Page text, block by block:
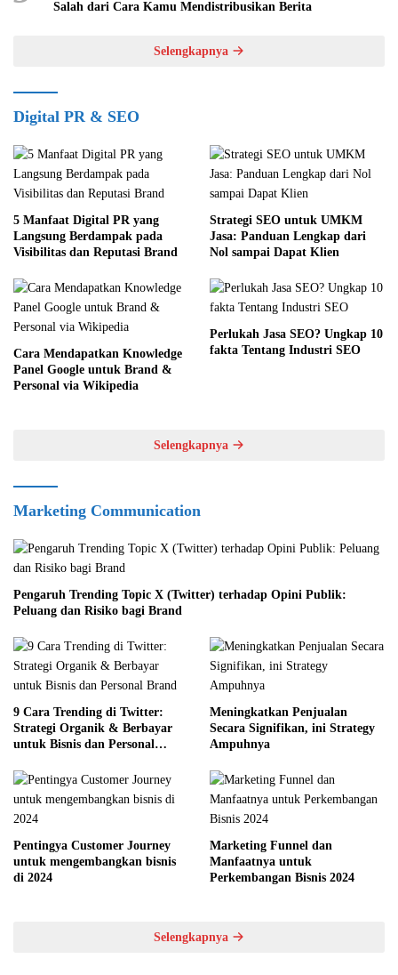
Salah dari Cara Kamu Mendistribusikan Berita
Selengkapnya
Digital PR & SEO
5 Manfaat Digital PR yang
Langsung Berdampak pada
Visibilitas dan Reputasi Brand
Strategi SEO untuk UMKM
Jasa: Panduan Lengkap dari
Nol sampai Dapat Klien
Cara Mendapatkan Knowledge
Panel Google untuk Brand &
Personal via Wikipedia
Perlukah Jasa SEO? Ungkap 10
fakta Tentang Industri SEO
Selengkapnya
Marketing Communication
Pengaruh Trending Topic X (Twitter) terhadap Opini Publik:
Peluang dan Risiko bagi Brand
9 Cara Trending di Twitter:
Strategi Organik & Berbayar
untuk Bisnis dan Personal
Meningkatkan Penjualan
Secara Signifikan, ini Strategy
Ampuhnya
Pentingya Customer Journey
untuk mengembangkan bisnis
di 2024
Marketing Funnel dan
Manfaatnya untuk
Perkembangan Bisnis 2024
Selengkapnya